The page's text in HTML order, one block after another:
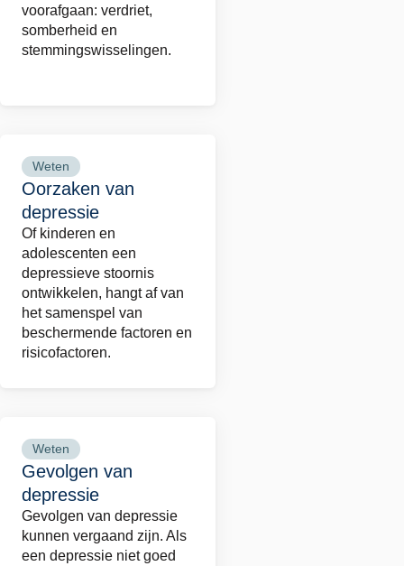
voorafgaan: verdriet,
somberheid en
stemmingswisselingen.
Oorzaken van
depressie
Weten
Of kinderen en
adolescenten een
depressieve stoornis
ontwikkelen, hangt af van
het samenspel van
beschermende factoren en
risicofactoren.
Lees
meer
over
Oorzaken
van
depressie
Gevolgen van
depressie
Weten
Gevolgen van depressie
kunnen vergaand zijn. Als
een depressie niet goed
Lees
meer
over
Gevolgen
van